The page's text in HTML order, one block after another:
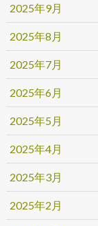
2025年9月
2025年8月
2025年7月
2025年6月
2025年5月
2025年4月
2025年3月
2025年2月